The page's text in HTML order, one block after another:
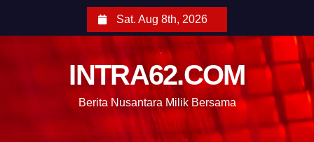
Sat. Aug 8th, 2026
INTRA62.COM
Berita Nusantara Milik Bersama